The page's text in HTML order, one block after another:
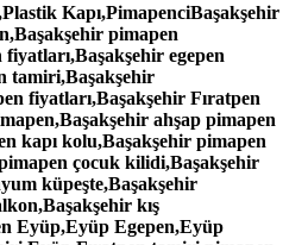
Kapı,PimapenciBaşakşehir
pimapen
egepen
tamiri,Başakşehir
fiyatları,Başakşehir Fıratpen
ahşap pimapen
kapı kolu,Başakşehir pimapen
çocuk kilidi,Başakşehir
küpeşte,Başakşehir
kış
Eyüp,Eyüp Egepen,Eyüp